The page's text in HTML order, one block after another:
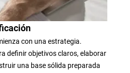
con una estrategia.
definir objetivos claros, elaborar
una base sólida preparada